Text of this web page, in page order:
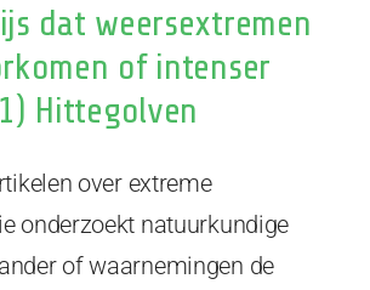
dat weersextremen
of intenser
Hittegolven
over extreme
onderzoekt natuurkundige
of waarnemingen de